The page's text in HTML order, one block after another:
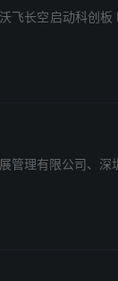
飞长空启动科创板
管理有限公司、深